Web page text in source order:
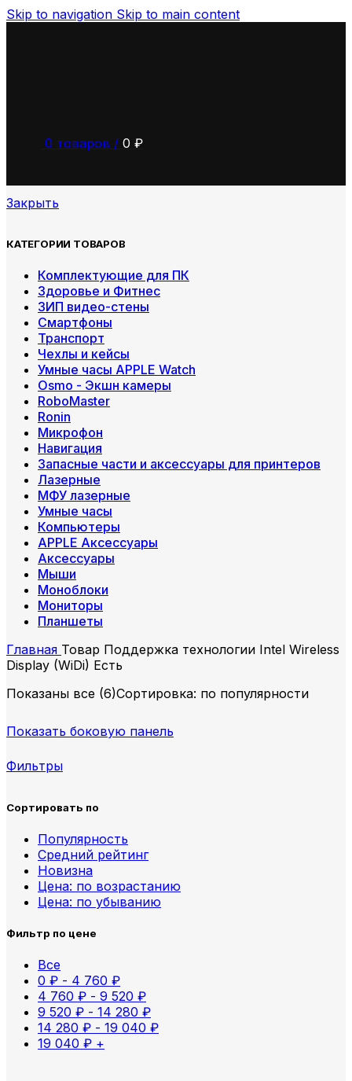
Skip to navigation Skip to main content
0 товаров / 0 ₽
Закрыть
КАТЕГОРИИ ТОВАРОВ
Комплектующие для ПК
Здоровье и Фитнес
ЗИП видео-стены
Смартфоны
Транспорт
Чехлы и кейсы
Умные часы APPLE Watch
Osmo - Экшн камеры
RoboMaster
Ronin
Микрофон
Навигация
Запасные части и аксессуары для принтеров
Лазерные
МФУ лазерные
Умные часы
Компьютеры
APPLE Аксессуары
Аксессуары
Мыши
Моноблоки
Мониторы
Планшеты
Главная Товар Поддержка технологии Intel Wireless
Display (WiDi) Есть
Показаны все (6)Сортировка: по популярности
Показать боковую панель
Фильтры
Сортировать по
Популярность
Средний рейтинг
Новизна
Цена: по возрастанию
Цена: по убыванию
Фильтр по цене
Все
0 ₽ - 4 760 ₽
4 760 ₽ - 9 520 ₽
9 520 ₽ - 14 280 ₽
14 280 ₽ - 19 040 ₽
19 040 ₽ +